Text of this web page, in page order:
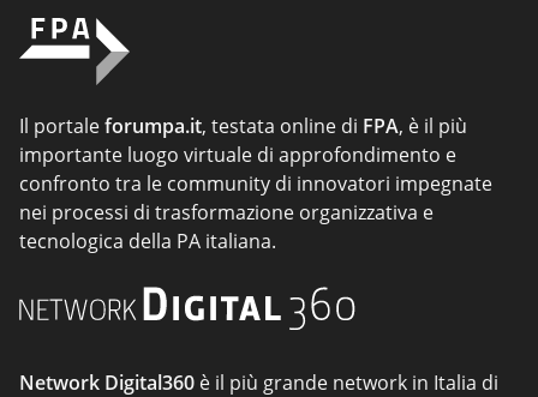
Il portaleforumpa.it, testata online di FPA, è il più
importante luogo virtuale di approfondimento e
confronto tra le community di innovatori impegnate
nei processi di trasformazione organizzativa e
tecnologica della PA italiana.
Network Digital360 è il più grande network in Italia di